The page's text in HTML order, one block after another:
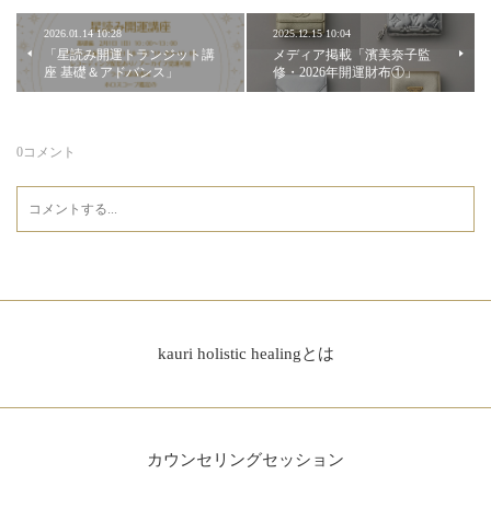
2026.01.14 10:28
「星読み開運トランジット講
座 基礎＆アドバンス」
2025.12.15 10:04
メディア掲載「濱美奈子監
修・2026年開運財布①」
0コメント
kauri holistic healingとは
カウンセリングセッション